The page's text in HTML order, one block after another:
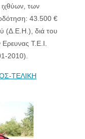
ιχθύων, των
43.500 €
(Δ.Ε.Η.), διά του
Ερευνας Τ.Ε.Ι.
2010).
ΤΕΛΙΚΗ